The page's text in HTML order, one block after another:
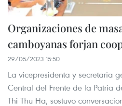
Organizaciones de
camboyanas forjan
29/05/2023 15:50
La vicepresidenta y secretaria
Central del Frente de la Patria
Thi Thu Ha, sostuvo